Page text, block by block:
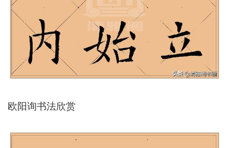
欧阳询书法欣赏